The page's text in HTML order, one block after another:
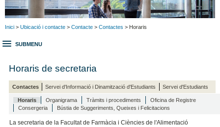
Inici > Ubicació i contacte > Contacte > Contactes > Horaris
SUBMENU
Horaris de secretaria
Contactes Servei d'Informació i Dinamització d'Estudiants Servei d'Estudiants
Horaris Organigrama Tràmits i procediments
Oficina de Registre
Consergeria
Bústia de Suggeriments, Queixes i Felicitacions
La secretaria de la Facultat de Farmàcia i Ciències de l'Alimentació